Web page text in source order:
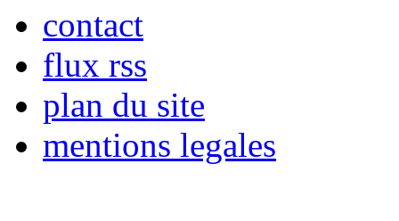
contact
flux rss
plan du site
mentions legales